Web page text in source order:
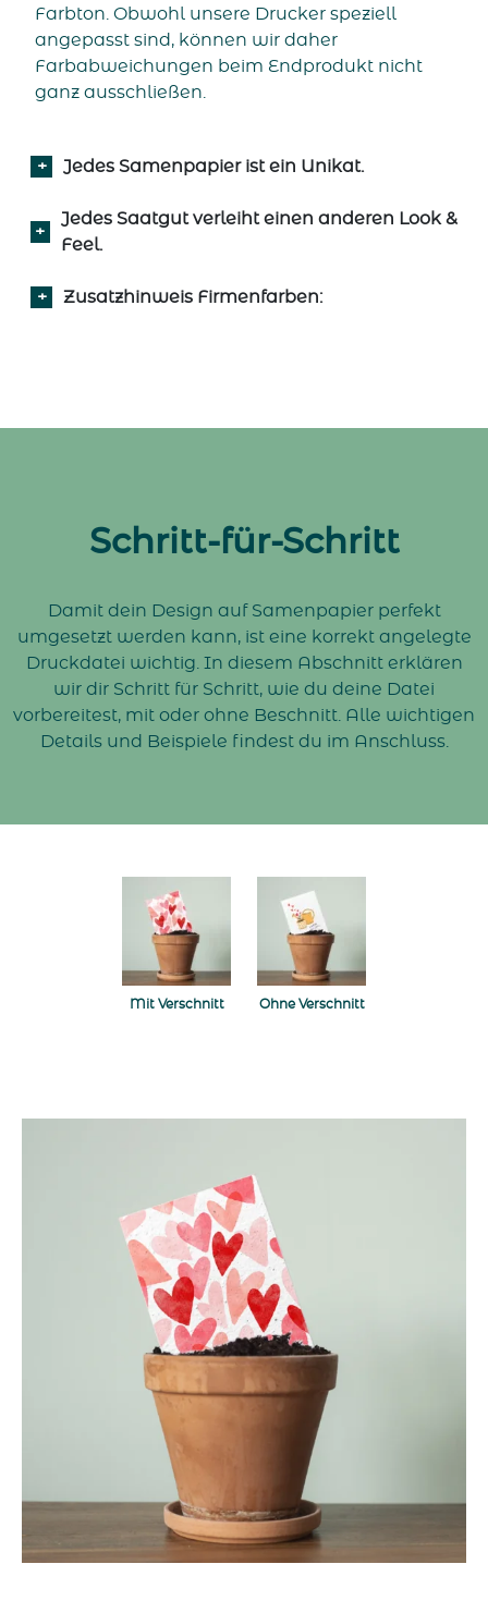
Farbton. Obwohl unsere Drucker speziell
angepasst sind, können wir daher
Farbabweichungen beim Endprodukt nicht
ganz ausschließen.
Jedes Samenpapier ist ein Unikat.
Jedes Saatgut verleiht einen anderen Look &
Feel.
​​​​​​​Zusatzhinweis Firmenfarben:
Schritt-für-Schritt
Damit dein Design auf Samenpapier perfekt
umgesetzt werden kann, ist eine korrekt angelegte
Druckdatei wichtig. In diesem Abschnitt erklären
wir dir Schritt für Schritt, wie du deine Datei
vorbereitest, mit oder ohne Beschnitt. Alle wichtigen
Details und Beispiele findest du im Anschluss.
Mit Verschnitt Ohne Verschnitt